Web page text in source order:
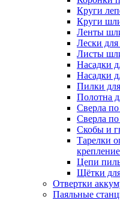
Круги
Круги
Ленты
Лески
Листы
Насадки
Насадки
Пилки
Полотна
Сверла по
Сверла
Скобы и
Тарелки
Цепи
Щётки
Отвертки
Паяльные